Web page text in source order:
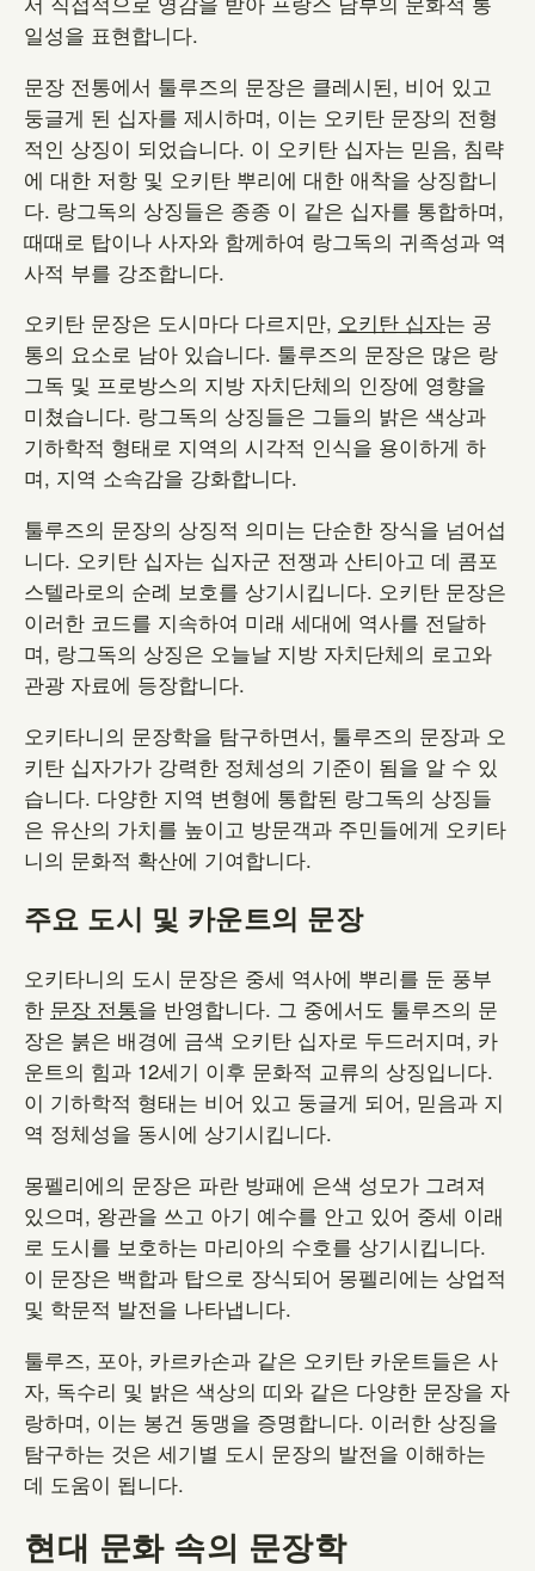
일성을 표현합니다.
문장 전통에서 툴루즈의 문장은 클레시된, 비어 있고
둥글게 된 십자를 제시하며, 이는 오키탄 문장의 전형
적인 상징이 되었습니다. 이 오키탄 십자는 믿음, 침략
에 대한 저항 및 오키탄 뿌리에 대한 애착을 상징합니
다. 랑그독의 상징들은 종종 이 같은 십자를 통합하며,
때때로 탑이나 사자와 함께하여 랑그독의 귀족성과 역
사적 부를 강조합니다.
오키탄 문장은 도시마다 다르지만, 오키탄 십자는 공
통의 요소로 남아 있습니다. 툴루즈의 문장은 많은 랑
그독 및 프로방스의 지방 자치단체의 인장에 영향을
미쳤습니다. 랑그독의 상징들은 그들의 밝은 색상과
기하학적 형태로 지역의 시각적 인식을 용이하게 하
며, 지역 소속감을 강화합니다.
툴루즈의 문장의 상징적 의미는 단순한 장식을 넘어섭
니다. 오키탄 십자는 십자군 전쟁과 산티아고 데 콤포
스텔라로의 순례 보호를 상기시킵니다. 오키탄 문장은
이러한 코드를 지속하여 미래 세대에 역사를 전달하
며, 랑그독의 상징은 오늘날 지방 자치단체의 로고와
관광 자료에 등장합니다.
오키타니의 문장학을 탐구하면서, 툴루즈의 문장과 오
키탄 십자가가 강력한 정체성의 기준이 됨을 알 수 있
습니다. 다양한 지역 변형에 통합된 랑그독의 상징들
은 유산의 가치를 높이고 방문객과 주민들에게 오키타
니의 문화적 확산에 기여합니다.
주요 도시 및 카운트의 문장
오키타니의 도시 문장은 중세 역사에 뿌리를 둔 풍부
한 문장 전통을 반영합니다. 그 중에서도 툴루즈의 문
장은 붉은 배경에 금색 오키탄 십자로 두드러지며, 카
운트의 힘과 12세기 이후 문화적 교류의 상징입니다.
이 기하학적 형태는 비어 있고 둥글게 되어, 믿음과 지
역 정체성을 동시에 상기시킵니다.
몽펠리에의 문장은 파란 방패에 은색 성모가 그려져
있으며, 왕관을 쓰고 아기 예수를 안고 있어 중세 이래
로 도시를 보호하는 마리아의 수호를 상기시킵니다.
이 문장은 백합과 탑으로 장식되어 몽펠리에는 상업적
및 학문적 발전을 나타냅니다.
툴루즈, 포아, 카르카손과 같은 오키탄 카운트들은 사
자, 독수리 및 밝은 색상의 띠와 같은 다양한 문장을 자
랑하며, 이는 봉건 동맹을 증명합니다. 이러한 상징을
탐구하는 것은 세기별 도시 문장의 발전을 이해하는
데 도움이 됩니다.
현대 문화 속의 문장학